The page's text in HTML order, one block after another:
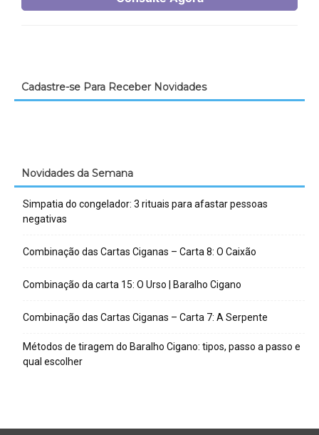
Cadastre-se Para Receber Novidades
Novidades da Semana
Simpatia do congelador: 3 rituais para afastar pessoas
negativas
Combinação das Cartas Ciganas – Carta 8: O Caixão
Combinação da carta 15: O Urso | Baralho Cigano
Combinação das Cartas Ciganas – Carta 7: A Serpente
Métodos de tiragem do Baralho Cigano: tipos, passo a passo e
qual escolher